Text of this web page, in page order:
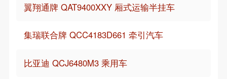
翼翔通牌 QAT9400XXY 厢式运输半挂车
集瑞联合牌 QCC4183D661 牵引汽车
比亚迪 QCJ6480M3 乘用车